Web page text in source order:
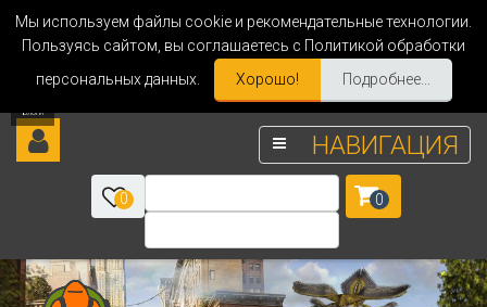
Мы используем файлы cookie и рекомендательные технологии.
Пользуясь сайтом, вы соглашаетесь с Политикой обработки
персональных данных.
Хорошо! Подробнее...
НАВИГАЦИЯ
0 0